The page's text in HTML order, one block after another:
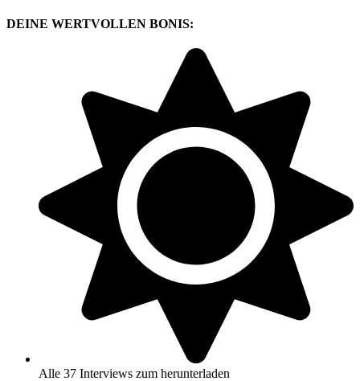
DEINE WERTVOLLEN BONIS:
Alle 37 Interviews zum herunterladen